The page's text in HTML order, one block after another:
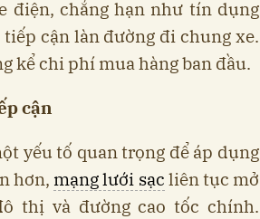
điện, chẳng hạn như tín dụng
cận làn đường đi chung xe.
kể chi phí mua hàng ban đầu.
cận
yếu tố quan trọng để áp dụng
hơn, mạng lưới sạc liên tục mở
thị và đường cao tốc chính.